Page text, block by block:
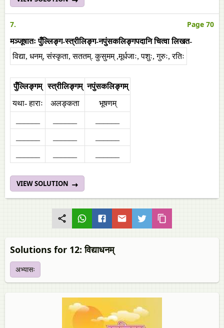
7. Page 70
मञ्जूषातः पुँल्लिङ्ग-स्त्रीलिङ्ग-नपुंसकलिङ्गपदानि चित्वा लिखत-
विद्या, धनम्, संस्कृता, सततम्. कुसुमम् ,मूर्धजाः, पशुः, गुरुः, रतिः
पुँल्लिङ्गम् स्त्रीलिङ्गम् नपुंसकलिङ्गम्
यथा- हाराः
अलङ्कता
भूषणम्
VIEW SOLUTION
Solutions for 12: विद्याधनम्
अभ्यासः